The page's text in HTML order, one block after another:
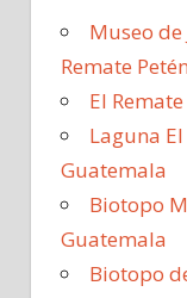
Museo de
Remate Petén
El
Laguna
Guatemala
Biotopo
Guatemala
Biotopo